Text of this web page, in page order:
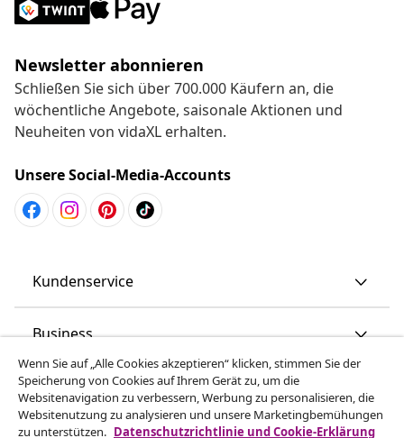
Newsletter abonnieren
Schließen Sie sich über 700.000 Käufern an, die
wöchentliche Angebote, saisonale Aktionen und
Neuheiten von vidaXL erhalten.
Unsere Social-Media-Accounts
Kundenservice
Business
vidaXL
Wenn Sie auf „Alle Cookies akzeptieren“ klicken, stimmen Sie der
Speicherung von Cookies auf Ihrem Gerät zu, um die
Websitenavigation zu verbessern, Werbung zu personalisieren, die
Websitenutzung zu analysieren und unsere Marketingbemühungen
zu unterstützen. Datenschutzrichtlinie und Cookie-Erklärung